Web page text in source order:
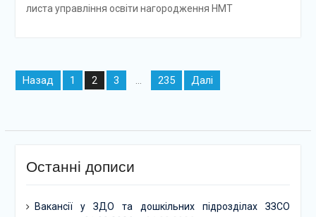
листа управління освіти нагородження НМТ
Навігація
записів
Назад 1 2 3 235 Далі
Останні дописи
Вакансії у ЗДО та дошкільних підрозділах ЗЗСО